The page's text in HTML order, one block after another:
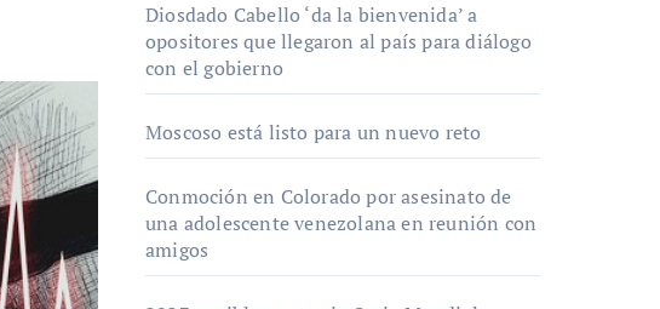
Diosdado Cabello ‘da la bienvenida’ a
opositores que llegaron al país para diálogo
con el gobierno
Moscoso está listo para un nuevo reto
Conmoción en Colorado por asesinato de
una adolescente venezolana en reunión con
amigos